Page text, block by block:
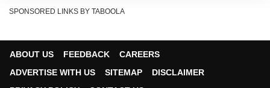
और अलार्म जैसे फीचर
SPONSORED LINKS BY TABOOLA
ABOUT US FEEDBACK
CAREERS
ADVERTISE WITH US
SITEMAP
DISCLAIMER